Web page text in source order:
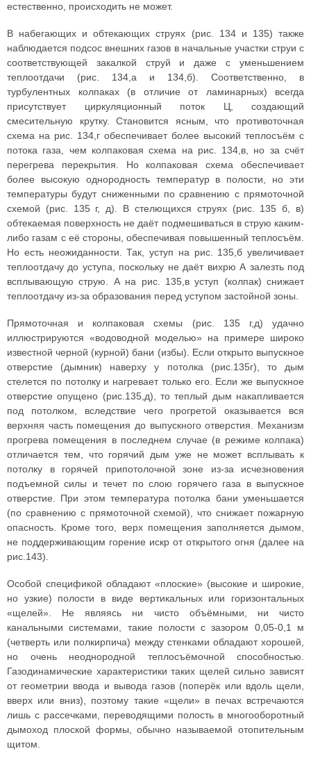
естественно, происходить не может.
В набегающих и обтекающих струях (рис. 134 и 135) также
наблюдается подсос внешних газов в начальные участки струи с
соответствующей закалкой струй и даже с уменьшением
теплоотдачи (рис. 134,а и 134,б). Соответственно, в
турбулентных колпаках (в отличие от ламинарных) всегда
присутствует циркуляционный поток Ц, создающий
смесительную крутку. Становится ясным, что противоточная
схема на рис. 134,г обеспечивает более высокий теплосъём с
потока газа, чем колпаковая схема на рис. 134,в, но за счёт
перегрева перекрытия. Но колпаковая схема обеспечивает
более высокую однородность температур в полости, но эти
температуры будут сниженными по сравнению с прямоточной
схемой (рис. 135 г, д). В стелющихся струях (рис. 135 б, в)
обтекаемая поверхность не даёт подмешиваться в струю каким-
либо газам с её стороны, обеспечивая повышенный теплосъём.
Но есть неожиданности. Так, уступ на рис. 135,б увеличивает
теплоотдачу до уступа, поскольку не даёт вихрю А залезть под
всплывающую струю. А на рис. 135,в уступ (колпак) снижает
теплоотдачу из-за образования перед уступом застойной зоны.
Прямоточная и колпаковая схемы (рис. 135 г,д) удачно
иллюстрируются «водоводной моделью» на примере широко
известной черной (курной) бани (избы). Если открыто выпускное
отверстие (дымник) наверху у потолка (рис.135г), то дым
стелется по потолку и нагревает только его. Если же выпускное
отверстие опущено (рис.135,д), то теплый дым накапливается
под потолком, вследствие чего прогретой оказывается вся
верхняя часть помещения до выпускного отверстия. Механизм
прогрева помещения в последнем случае (в режиме колпака)
отличается тем, что горячий дым уже не может всплывать к
потолку в горячей припотолочной зоне из-за исчезновения
подъемной силы и течет по слою горячего газа в выпускное
отверстие. При этом температура потолка бани уменьшается
(по сравнению с прямоточной схемой), что снижает пожарную
опасность. Кроме того, верх помещения заполняется дымом,
не поддерживающим горение искр от открытого огня (далее на
рис.143).
Особой спецификой обладают «плоские» (высокие и широкие,
но узкие) полости в виде вертикальных или горизонтальных
«щелей». Не являясь ни чисто объёмными, ни чисто
канальными системами, такие полости с зазором 0,05-0,1 м
(четверть или полкирпича) между стенками обладают хорошей,
но очень неоднородной теплосъёмочной способностью.
Газодинамические характеристики таких щелей сильно зависят
от геометрии ввода и вывода газов (поперёк или вдоль щели,
вверх или вниз), поэтому такие «щели» в печах встречаются
лишь с рассечками, переводящими полость в многооборотный
дымоход плоской формы, обычно называемой отопительным
щитом.